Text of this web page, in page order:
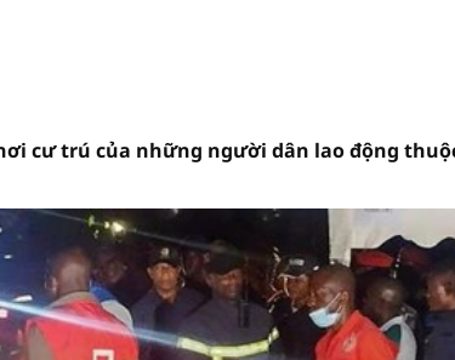
cư trú của những người dân lao động